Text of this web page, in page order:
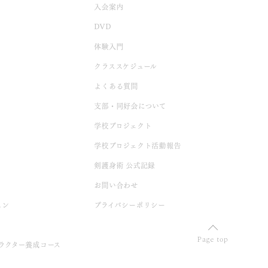
Page top
クター養成コース
入会案内
DVD
体験入門
クラススケジュール
よくある質問
支部・同好会について
学校プロジェクト
学校プロジェクト活動報告
剣護身術 公式記録
お問い合わせ
プライバシーポリシー